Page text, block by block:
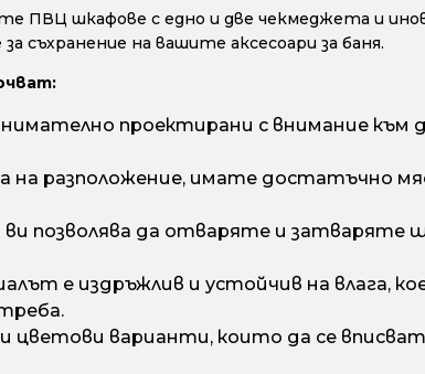
ПВЦ шкафове с едно и две чекмеджета и
съхранение на вашите аксесоари за баня.
проектирани с внимание към
разположение, имате достатъчно
позволява да отваряте и затваряте
е издръжлив и устойчив на влага,
цветови варианти, които да се